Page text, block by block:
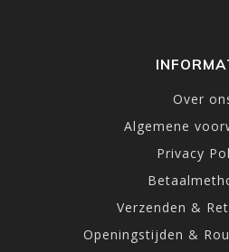
Over
Algemene
Privacy
Verzenden &
Openingstijden &